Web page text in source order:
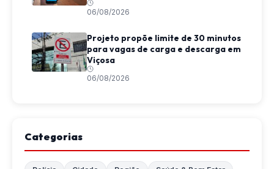
06/08/2026
Projeto propõe limite de 30 minutos
para vagas de carga e descarga em
Viçosa
06/08/2026
Categorias